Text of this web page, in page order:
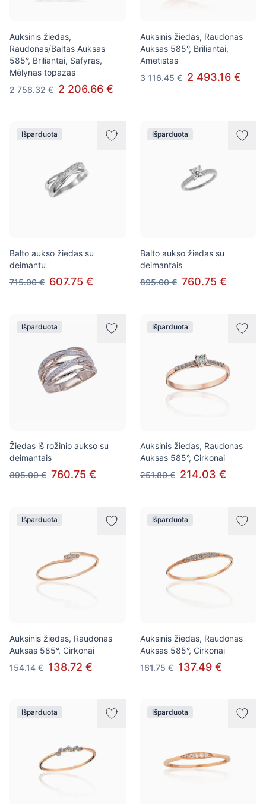
Auksinis žiedas,
Raudonas/Baltas Auksas
585°, Briliantai, Safyras,
Mėlynas topazas
2 758.32 € 2 206.66 €
Auksinis žiedas, Raudonas
Auksas 585°, Briliantai,
Ametistas
3 116.45 € 2 493.16 €
Išparduota
Balto aukso žiedas su
deimantu
715.00 € 607.75 €
Išparduota
Balto aukso žiedas su
deimantais
895.00 € 760.75 €
Išparduota
Žiedas iš rožinio aukso su
deimantais
895.00 € 760.75 €
Išparduota
Auksinis žiedas, Raudonas
Auksas 585°, Cirkonai
251.80 € 214.03 €
Išparduota
Auksinis žiedas, Raudonas
Auksas 585°, Cirkonai
154.14 € 138.72 €
Išparduota
Auksinis žiedas, Raudonas
Auksas 585°, Cirkonai
161.75 € 137.49 €
Išparduota Išparduota